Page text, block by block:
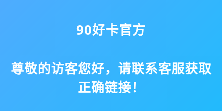
90好卡官方
尊敬的访客您好，请联系客服获取
正确链接！